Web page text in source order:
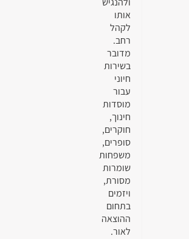
אותו
לקהל
רחב.
מדובר
בשירות
חיוני
עבור
מוסדות
חינוך,
חוקרים,
סופרים,
משפחות
שומרות
מסורת,
ויזמים
בתחום
ההוצאה
לאור.